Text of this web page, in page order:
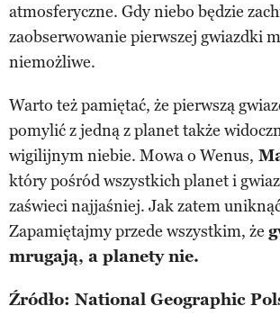
atmosferyczne. Gdy niebo będzie
zaobserwowanie pierwszej gwiazdki
niemożliwe.
Warto też pamiętać, że pierwszą
pomylić z jedną z planet także
wigilijnym niebie. Mowa o Wenus,
który pośród wszystkich planet i
zaświeci najjaśniej. Jak zatem
Zapamiętajmy przede wszystkim, że
mrugają, a planety nie.
Źródło: National Geographic